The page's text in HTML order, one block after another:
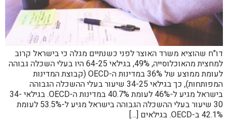
דו"ח שהוציא משרד האוצר לפני כשנתיים מגלה כי בישראל קרוב
למחצית מהאוכלוסייה, 49%, בגילאי 64-25 היו בעלי השכלה גבוהה
לעומת ממוצע של 36% במדינות ה-OECD (קבוצת המדינות
המפותחות), כך בגילאי 34-25 שיעור בעלי ההשכלה הגבוהה
בישראל מגיע ל-46% לעומת 40.7% במדינות ה-OECD. בגילאי 34-
30 שיעור בעלי ההשכלה הגבוהה בישראל מגיע ל-53.5% לעומת
42.1% ב-OECD. בגילאים […]